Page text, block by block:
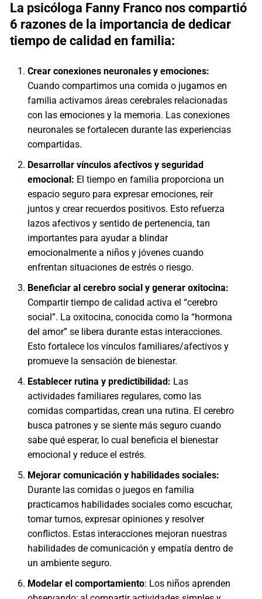
La psicóloga Fanny Franco nos compartió
6 razones de la importancia de dedicar
tiempo de calidad en familia:
Crear conexiones neuronales y emociones:
Cuando compartimos una comida o jugamos en
familia activamos áreas cerebrales relacionadas
con las emociones y la memoria. Las conexiones
neuronales se fortalecen durante las experiencias
compartidas.
Desarrollar vínculos afectivos y seguridad
emocional: El tiempo en familia proporciona un
espacio seguro para expresar emociones, reír
juntos y crear recuerdos positivos. Esto refuerza
lazos afectivos y sentido de pertenencia, tan
importantes para ayudar a blindar
emocionalmente a niños y jóvenes cuando
enfrentan situaciones de estrés o riesgo.
Beneficiar al cerebro social y generar oxitocina:
Compartir tiempo de calidad activa el “cerebro
social”. La oxitocina, conocida como la “hormona
del amor” se libera durante estas interacciones.
Esto fortalece los vínculos familiares/afectivos y
promueve la sensación de bienestar.
Establecer rutina y predictibilidad: Las
actividades familiares regulares, como las
comidas compartidas, crean una rutina. El cerebro
busca patrones y se siente más seguro cuando
sabe qué esperar, lo cual beneficia el bienestar
emocional y reduce el estrés.
Mejorar comunicación y habilidades sociales:
Durante las comidas o juegos en familia
practicamos habilidades sociales como escuchar,
tomar turnos, expresar opiniones y resolver
conflictos. Estas interacciones mejoran nuestras
habilidades de comunicación y empatía dentro de
un ambiente seguro.
Modelar el comportamiento: Los niños aprenden